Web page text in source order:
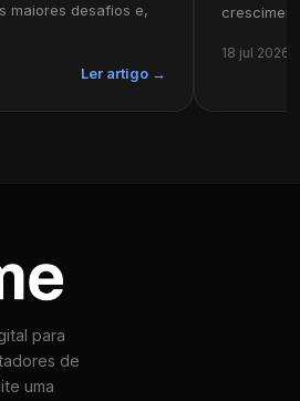
maiores desafios e,
Ler artigo →
18 jul 2026
para
de
uma